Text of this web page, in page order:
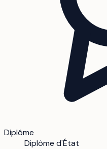
Diplôme
Diplôme d'État